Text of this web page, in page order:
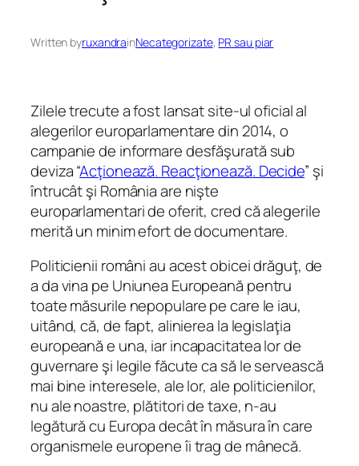
Written byruxandrainNecategorizate, PR sau piar
Zilele trecute a fost lansat site-ul oficial al
alegerilor europarlamentare din 2014, o
campanie de informare desfăşurată sub
deviza “Acţionează. Reacţionează. Decide” şi
întrucât şi România are nişte
europarlamentari de oferit, cred că alegerile
merită un minim efort de documentare.
Politicienii români au acest obicei drăguţ, de
a da vina pe Uniunea Europeană pentru
toate măsurile nepopulare pe care le iau,
uitând, că, de fapt, alinierea la legislaţia
europeană e una, iar incapacitatea lor de
guvernare şi legile făcute ca să le servească
mai bine interesele, ale lor, ale politicienilor,
nu ale noastre, plătitori de taxe, n-au
legătură cu Europa decât în măsura în care
organismele europene îi trag de mânecă.